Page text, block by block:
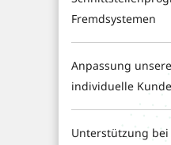
Fremdsystemen
Anpassung
individuelle
Unterstützung